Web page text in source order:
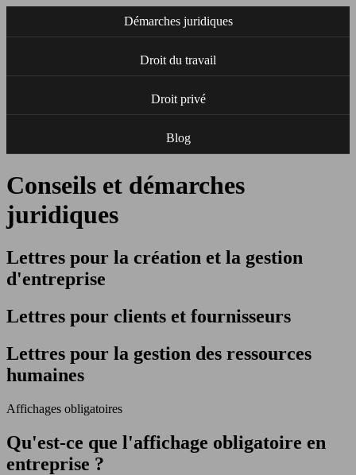
Démarches juridiques
Droit du travail
Droit privé
Blog
Conseils et démarches
juridiques
Lettres pour la création et la gestion
d'entreprise
Lettres pour clients et fournisseurs
Lettres pour la gestion des ressources
humaines
Affichages obligatoires
Qu'est-ce que l'affichage obligatoire en
entreprise ?